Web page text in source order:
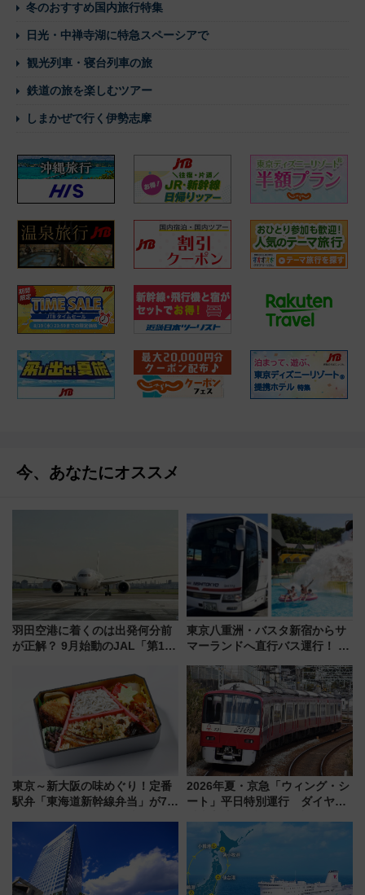
冬のおすすめ国内旅行特集
日光・中禅寺湖に特急スペーシアで
観光列車・寝台列車の旅
鉄道の旅を楽しむツアー
しまかぜで行く伊勢志摩
今、あなたにオススメ
羽田空港に着くのは出発何分前
が正解？ 9月始動のJAL「第1タ
歩1キロ超え！ 知っておきたい
変更点まとめ
東京八重洲・バスタ新宿からサ
マーランドへ直行バス運行！ お
推し活を楽しもう！（2026年
8/1～31）
東京～新大阪の味めぐり！定番
駅弁「東海道新幹線弁当」が7月
2026年夏・京急「ウィング・シ
ート」平日特別運行 ダイヤ・
三浦海岸を堪能できるお出かけ
プランもご紹介